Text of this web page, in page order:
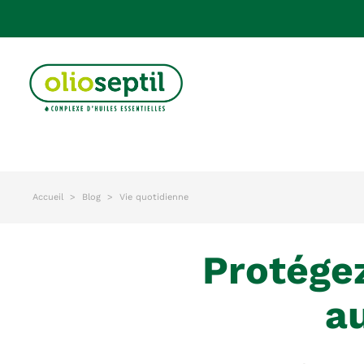
Accueil Blog Vie quotidienne
protégez-vous naturellement grâce